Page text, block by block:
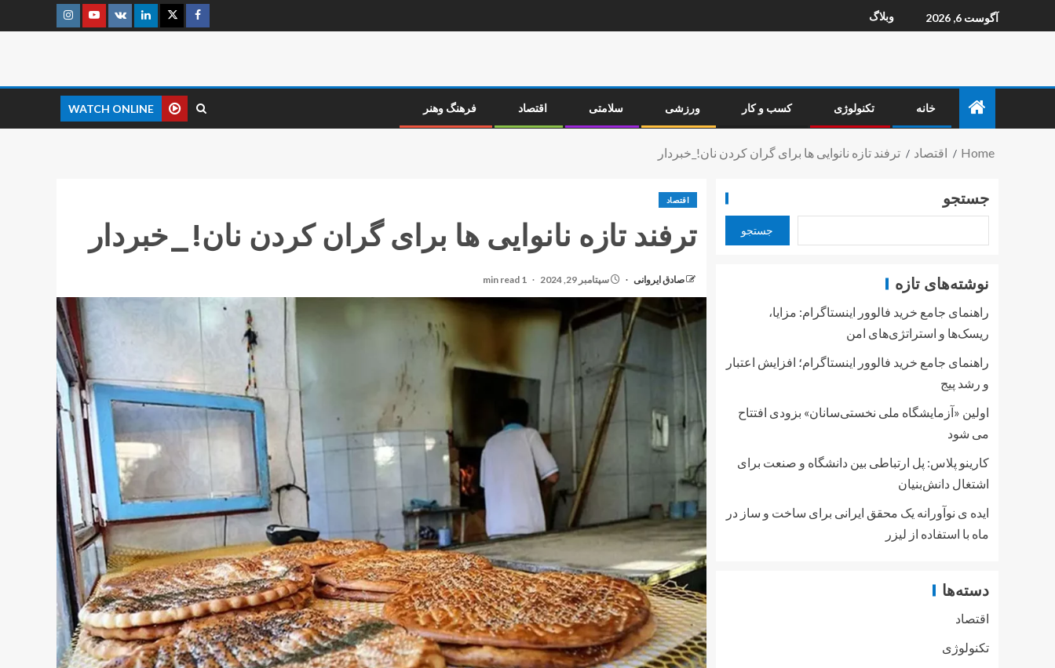
آگوست 6, 2026 وبلاگ
خانه تکنولوژی کسب و کار ورزشی سلامتی اقتصاد فرهنگ وهنر WATCH ONLINE
Home اقتصاد ترفند تازه نانوایی ها برای گران کردن نان!_خبردار
اقتصاد
ترفند تازه نانوایی ها برای گران کردن نان!_خبردار
صادق ایروانی سپتامبر 29, 2024 1 min read
جستجو
جستجو
نوشته‌های تازه
راهنمای جامع خرید فالوور اینستاگرام: مزایا،
ریسک‌ها و استراتژی‌های امن
راهنمای جامع خرید فالوور اینستاگرام؛ افزایش اعتبار
و رشد پیج
اولین «آزمایشگاه ملی نخستی‌سانان» بزودی افتتاح
می شود
کارینو پلاس: پل ارتباطی بین دانشگاه و صنعت برای
اشتغال دانش‌بنیان
ایده ی نوآورانه یک محقق ایرانی برای ساخت و ساز در
ماه با استفاده از لیزر
دسته‌ها
اقتصاد
تکنولوژی